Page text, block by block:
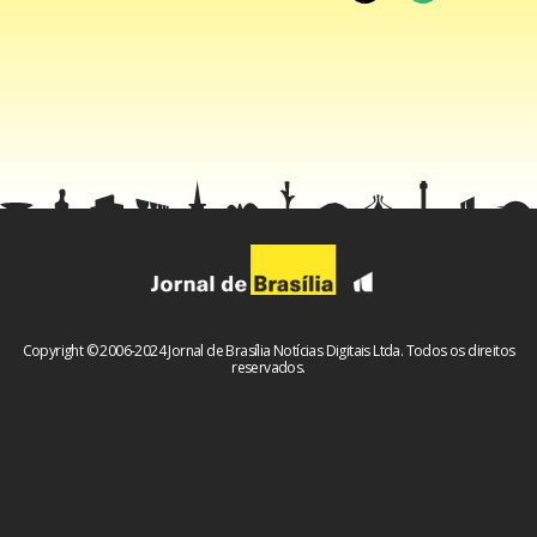
Copyright © 2006-2024 Jornal de Brasília Notícias Digitais Ltda. Todos os direitos
reservados.